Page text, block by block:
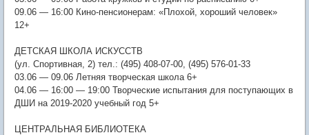
09.06 — 16:00 Кино-пенсионерам: «Плохой, хороший человек»
12+
ДЕТСКАЯ ШКОЛА ИСКУССТВ
(ул. Спортивная, 2) тел.: (495) 408-07-00, (495) 576-01-33
03.06 — 09.06 Летняя творческая школа 6+
04.06 — 16:00 — 19:00 Творческие испытания для поступающих в
ДШИ на 2019-2020 учебный год 5+
ЦЕНТРАЛЬНАЯ БИБЛИОТЕКА